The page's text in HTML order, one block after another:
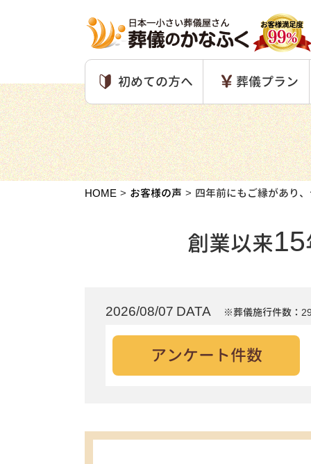
初めての方へ 葬儀プラン
HOME お客様の声 四年前にもご縁があり
創業以来15
2026/08/07 DATA ※葬儀施行件数：
アンケート件数